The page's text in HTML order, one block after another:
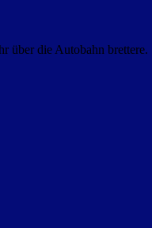
über die Autobahn brettere.